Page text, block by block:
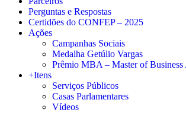
Perguntas e Respostas
Certidões do CONFEP – 2025
Ações
Campanhas Sociais
Medalha Getúlio Vargas
Prêmio MBA – Master of Business
+Itens
Serviços Públicos
Casas Parlamentares
Vídeos